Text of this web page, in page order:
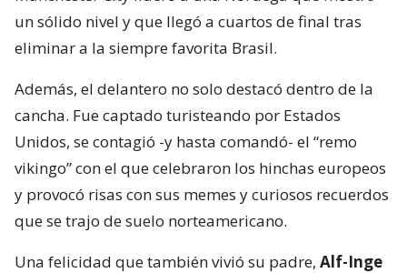
un sólido nivel y que llegó a cuartos de final tras
eliminar a la siempre favorita Brasil.
Además, el delantero no solo destacó dentro de la
cancha. Fue captado turisteando por Estados
Unidos, se contagió -y hasta comandó- el “remo
vikingo” con el que celebraron los hinchas europeos
y provocó risas con sus memes y curiosos recuerdos
que se trajo de suelo norteamericano.
Una felicidad que también vivió su padre, Alf-Inge